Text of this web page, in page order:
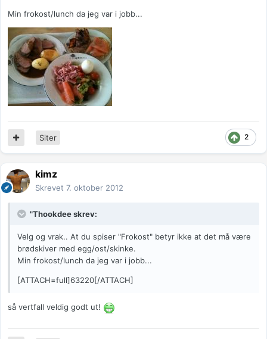
Min frokost/lunch da jeg var i jobb...
2
Siter
kimz
Skrevet 7. oktober 2012
"Thookdee skrev:
Velg og vrak.. At du spiser "Frokost" betyr ikke at det må være
brødskiver med egg/ost/skinke.
Min frokost/lunch da jeg var i jobb...
[ATTACH=full]63220[/ATTACH]
så vertfall veldig godt ut!